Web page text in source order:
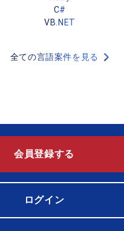
C#
VB.NET
全ての言語案件を見る
会員登録する
ログイン